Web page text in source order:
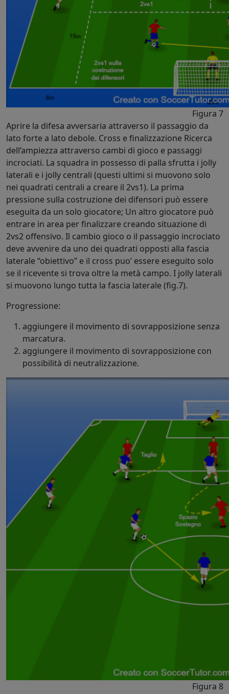
Figura 7
Aprire la difesa avversaria attraverso il passaggio da
lato forte a lato debole. Cross e finalizzazione Ricerca
dell’ampiezza attraverso cambi di gioco e passaggi
incrociati. La squadra in possesso di palla sfrutta i jolly
laterali e i jolly centrali (questi ultimi si muovono solo
nei quadrati centrali a creare il 2vs1). La prima
pressione sulla costruzione dei difensori può essere
eseguita da un solo giocatore; Un altro giocatore può
entrare in area per finalizzare creando situazione di
2vs2 offensivo. Il cambio gioco o il passaggio incrociato
deve avvenire da uno dei quadrati opposti alla fascia
laterale “obiettivo” e il cross puo’ essere eseguito solo
se il ricevente si trova oltre la metà campo. I jolly laterali
si muovono lungo tutta la fascia laterale (fig.7).
Progressione:
aggiungere il movimento di sovrapposizione senza
marcatura.
aggiungere il movimento di sovrapposizione con
possibilità di neutralizzazione.
Figura 8